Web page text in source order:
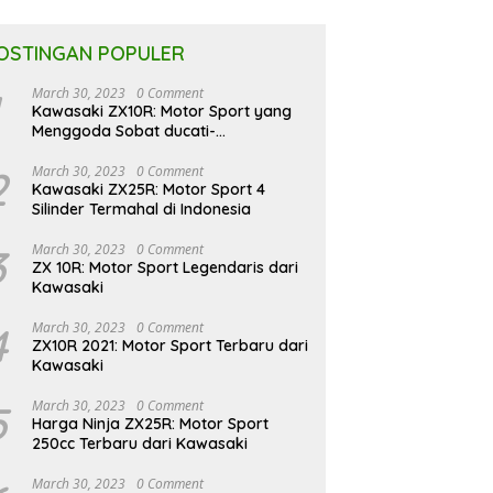
POPULER
March 30, 2023 0 Comment
Kawasaki ZX10R: Motor Sport yang
Menggoda Sobat ducati-
March 30, 2023 0 Comment
Kawasaki ZX25R: Motor Sport 4
Silinder Termahal di Indonesia
March 30, 2023 0 Comment
ZX 10R: Motor Sport Legendaris dari
Kawasaki
March 30, 2023 0 Comment
ZX10R 2021: Motor Sport Terbaru dari
Kawasaki
March 30, 2023 0 Comment
Harga Ninja ZX25R: Motor Sport
250cc Terbaru dari Kawasaki
March 30, 2023 0 Comment